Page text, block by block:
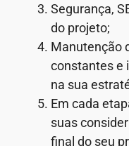
Segurança,
do projeto;
Manutenção
constantes e
na sua
Em cada
suas
final do seu